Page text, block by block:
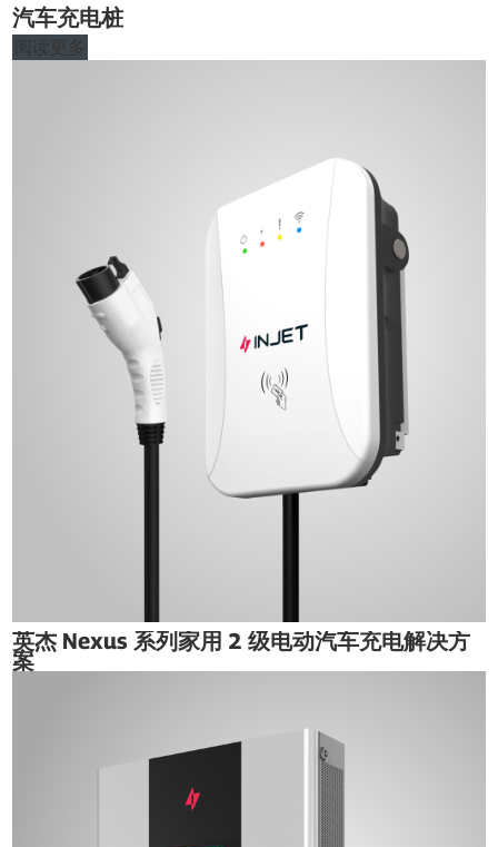
汽车充电桩
阅读更多
英杰 Nexus 系列家用 2 级电动汽车充电解决方
案